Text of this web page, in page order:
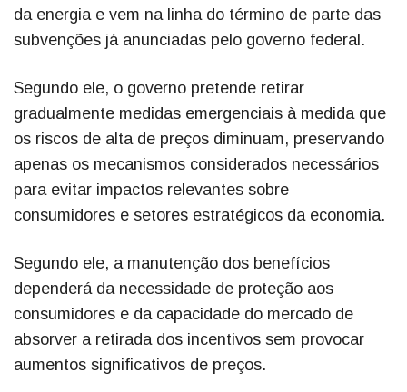
da energia e vem na linha do término de parte das
subvenções já anunciadas pelo governo federal.
Segundo ele, o governo pretende retirar
gradualmente medidas emergenciais à medida que
os riscos de alta de preços diminuam, preservando
apenas os mecanismos considerados necessários
para evitar impactos relevantes sobre
consumidores e setores estratégicos da economia.
Segundo ele, a manutenção dos benefícios
dependerá da necessidade de proteção aos
consumidores e da capacidade do mercado de
absorver a retirada dos incentivos sem provocar
aumentos significativos de preços.